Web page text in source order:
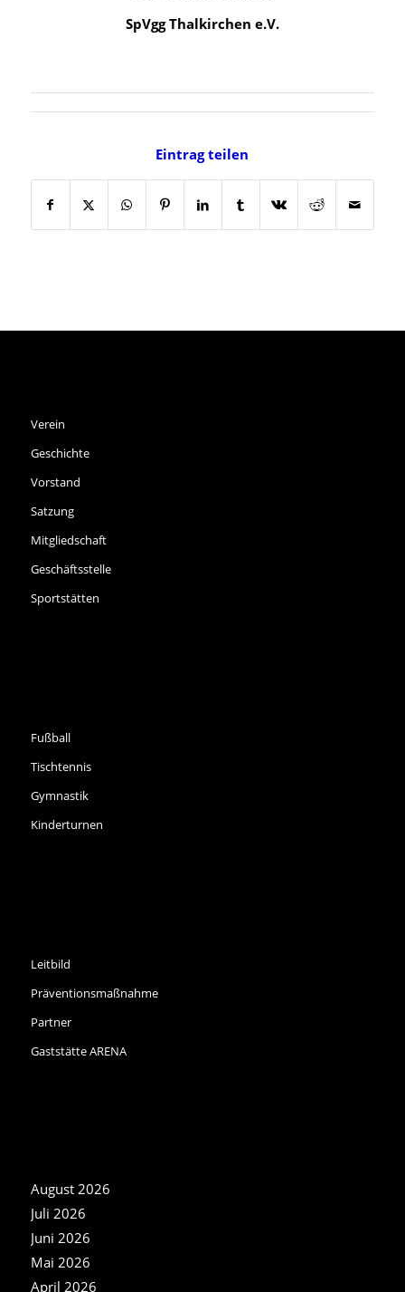
SpVgg Thalkirchen e.V.
Eintrag teilen
Verein
Geschichte
Vorstand
Satzung
Mitgliedschaft
Geschäftsstelle
Sportstätten
Fußball
Tischtennis
Gymnastik
Kinderturnen
Leitbild
Präventionsmaßnahme
Partner
Gaststätte ARENA
August 2026
Juli 2026
Juni 2026
Mai 2026
April 2026